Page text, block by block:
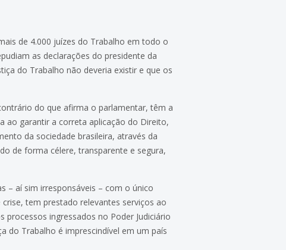
de 4.000 juízes do Trabalho em todo o
as declarações do presidente da
do Trabalho não deveria existir e que os
do que afirma o parlamentar, têm a
ao garantir a correta aplicação do Direito,
da sociedade brasileira, através da
de forma célere, transparente e segura,
– aí sim irresponsáveis – com o único
tem prestado relevantes serviços ao
processos ingressados no Poder Judiciário
do Trabalho é imprescindível em um país